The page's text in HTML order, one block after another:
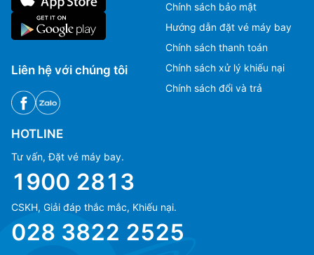
Liên hệ với chúng tôi
Chính sách bảo mật
Hướng dẫn đặt vé máy bay
Chính sách thanh toán
Chính sách xử lý khiếu nại
Chính sách đổi và trả
HOTLINE
Tư vấn, Đặt vé máy bay.
1900 2813
CSKH, Giải đáp thắc mắc, Khiếu nại.
028 3822 2525
(+84) 70 854 1213